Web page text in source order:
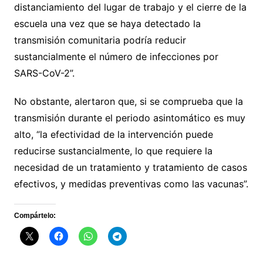
distanciamiento del lugar de trabajo y el cierre de la
escuela una vez que se haya detectado la
transmisión comunitaria podría reducir
sustancialmente el número de infecciones por
SARS-CoV-2”.
No obstante, alertaron que, si se comprueba que la
transmisión durante el periodo asintomático es muy
alto, “la efectividad de la intervención puede
reducirse sustancialmente, lo que requiere la
necesidad de un tratamiento y tratamiento de casos
efectivos, y medidas preventivas como las vacunas”.
Compártelo: